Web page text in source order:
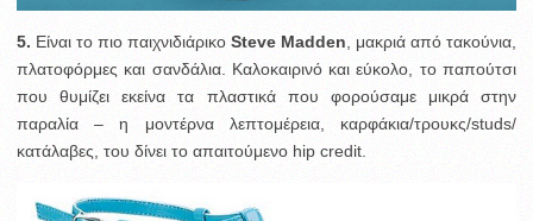
5. Είναι τo πιο παιχνιδιάρικο Steve Madden , μακριά από τακούνια,
πλατοφόρμες και σανδάλια. Καλοκαιρινό και εύκολο, το παπούτσι
που θυμίζει εκείνα τα πλαστικά που φορούσαμε μικρά στην
παραλία – η μοντέρνα λεπτομέρεια, καρφάκια/τρουκς/studs/
κατάλαβες, του δίνει το απαιτούμενο hip credit.